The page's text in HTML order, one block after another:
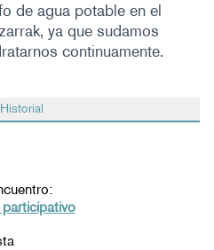
de agua potable en el
ya que sudamos
continuamente.
Historial